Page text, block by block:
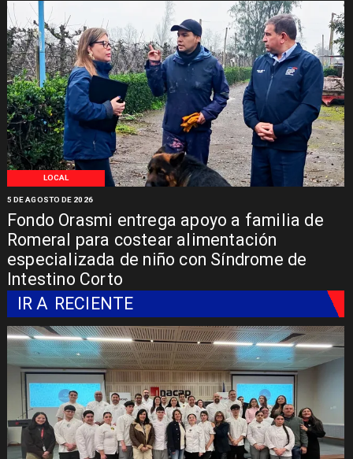
LOCAL
Fondo Orasmi entrega apoyo a familia de
Romeral para costear alimentación
especializada de niño con Síndrome de
Intestino Corto
5 DE AGOSTO DE 2026
IR A RECIENTE